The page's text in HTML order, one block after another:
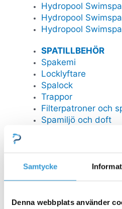
Samtycke
Denna webbplats använder
Hydropool
Hydropool
Hydropool
SPATILLBEHÖR
Spakemi
Locklyftare
Spalock
Trappor
Filterpatroner och
Spamiljö och doft
Reservdelar